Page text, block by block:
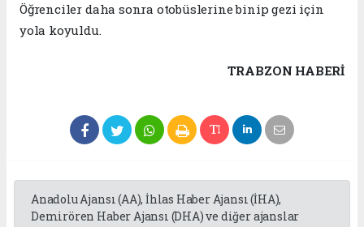
Öğrenciler daha sonra otobüslerine binip gezi için
yola koyuldu.
TRABZON HABERİ
Anadolu Ajansı (AA), İhlas Haber Ajansı (İHA),
Demirören Haber Ajansı (DHA) ve diğer ajanslar